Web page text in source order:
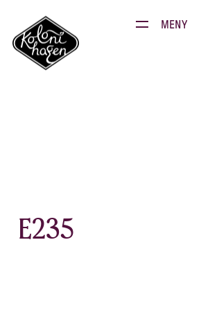
MENY
Dette brenner vi for
Produkter
GårdenE235